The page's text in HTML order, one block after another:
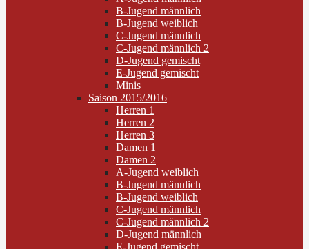
B-Jugend männlich
B-Jugend weiblich
C-Jugend männlich
C-Jugend männlich 2
D-Jugend gemischt
E-Jugend gemischt
Minis
Saison 2015/2016
Herren 1
Herren 2
Herren 3
Damen 1
Damen 2
A-Jugend weiblich
B-Jugend männlich
B-Jugend weiblich
C-Jugend männlich
C-Jugend männlich 2
D-Jugend männlich
E-Jugend gemischt